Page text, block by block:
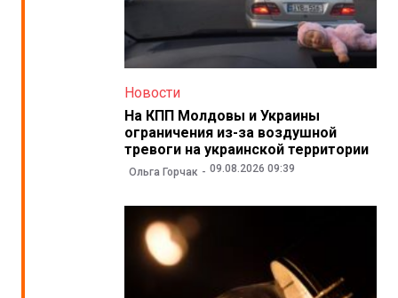
Новости
На КПП Молдовы и Украины
ограничения из-за воздушной
тревоги на украинской территории
Ольга Горчак 09.08.2026 09:39